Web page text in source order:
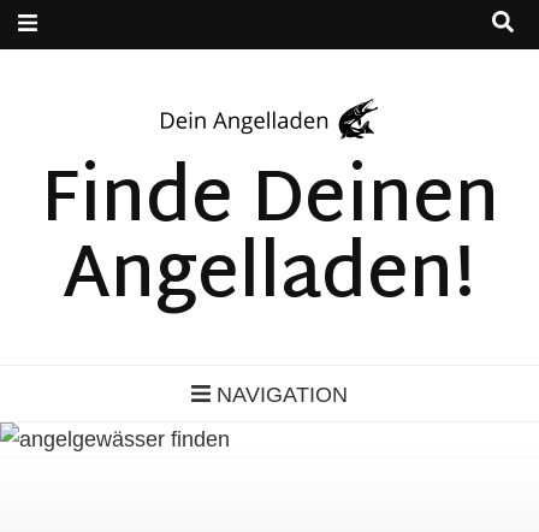
Finde Deinen
Angelladen!
NAVIGATION